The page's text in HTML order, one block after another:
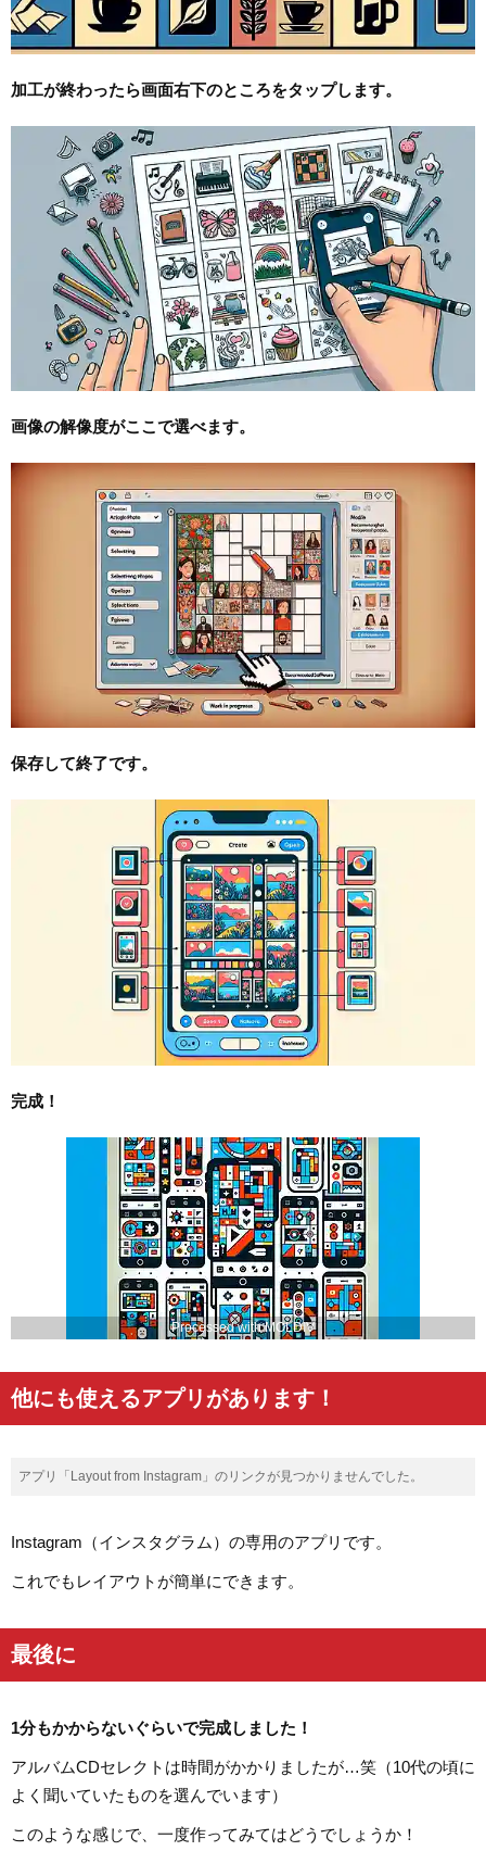
加工が終わったら画面右下のところをタップします。
画像の解像度がここで選べます。
保存して終了です。
完成！
Processed with MOLDIV
他にも使えるアプリがあります！
アプリ「Layout from Instagram」のリンクが見つかりませんでした。
Instagram（インスタグラム）の専用のアプリです。
これでもレイアウトが簡単にできます。
最後に
1分もかからないぐらいで完成しました！
アルバムCDセレクトは時間がかかりましたが…笑（10代の頃に
よく聞いていたものを選んでいます）
このような感じで、一度作ってみてはどうでしょうか！